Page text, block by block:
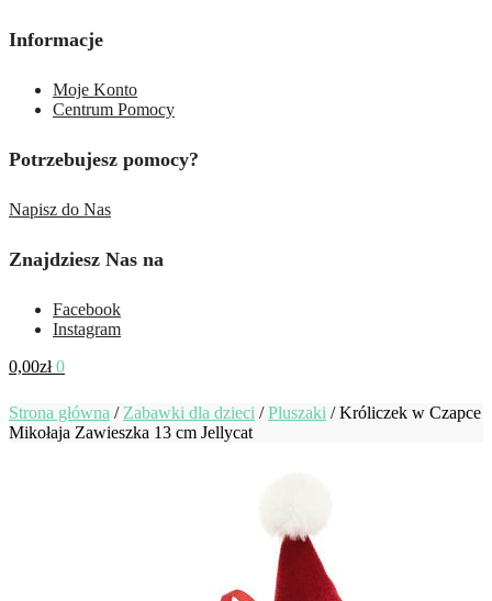
Informacje
Moje Konto
Centrum Pomocy
Potrzebujesz pomocy?
Napisz do Nas
Znajdziesz Nas na
Facebook
Instagram
0,00zł 0
Strona główna / Zabawki dla dzieci /Pluszaki /Króliczek w Czapce
Mikołaja Zawieszka 13 cm Jellycat